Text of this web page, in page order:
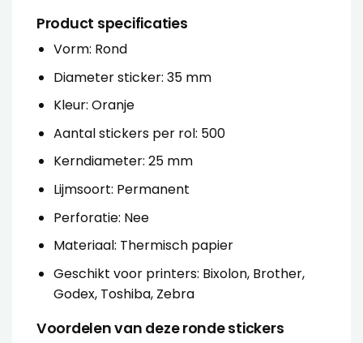
Product specificaties
Vorm: Rond
Diameter sticker: 35 mm
Kleur: Oranje
Aantal stickers per rol: 500
Kerndiameter: 25 mm
Lijmsoort: Permanent
Perforatie: Nee
Materiaal: Thermisch papier
Geschikt voor printers: Bixolon, Brother,
Godex, Toshiba, Zebra
Voordelen van deze ronde stickers